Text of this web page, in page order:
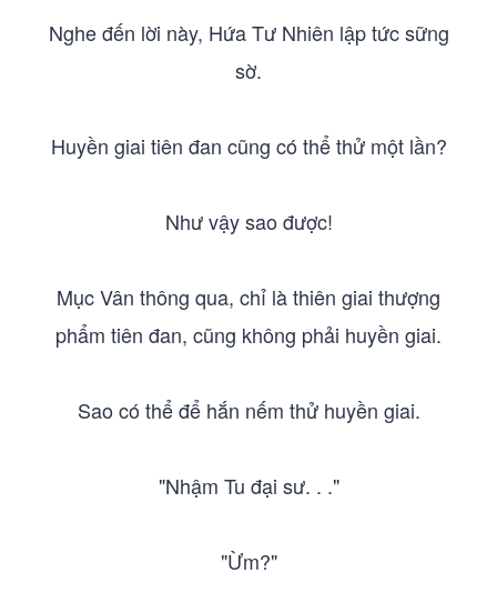
Nghe đến lời này, Hứa Tư Nhiên lập tức sững
sờ.
Huyền giai tiên đan cũng có thể thử một lần?
Như vậy sao được!
Mục Vân thông qua, chỉ là thiên giai thượng
phẩm tiên đan, cũng không phải huyền giai.
Sao có thể để hắn nếm thử huyền giai.
"Nhậm Tu đại sư. . ."
"Ừm?"